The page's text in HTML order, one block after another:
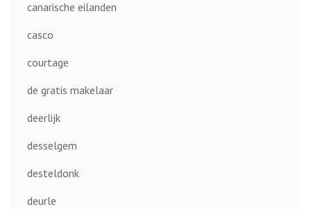
canarische eilanden
casco
courtage
de gratis makelaar
deerlijk
desselgem
desteldonk
deurle